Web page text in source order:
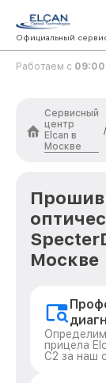
Официальный
Работаем с 09:00
Сервисный
центр
Elcan в
Москве
/
Москве
Определим
прицела
C2 за наш